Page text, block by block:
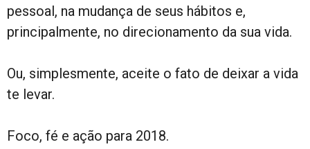
pessoal, na mudança de seus hábitos e,
principalmente, no direcionamento da sua vida.
Ou, simplesmente, aceite o fato de deixar a vida
te levar.
Foco, fé e ação para 2018.